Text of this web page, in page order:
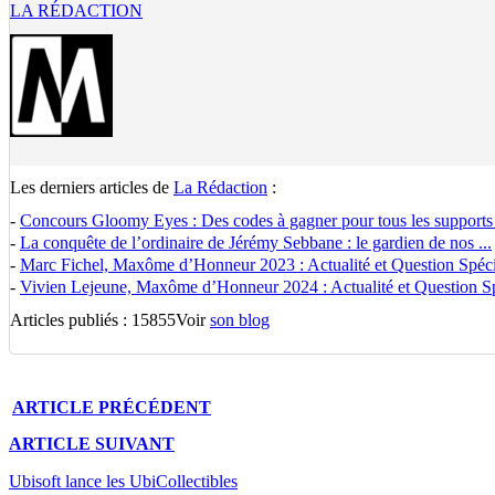
LA RÉDACTION
Les derniers articles de La Rédaction :
- Concours Gloomy Eyes : Des codes à gagner pour tous les
- La conquête de l’ordinaire de Jérémy Sebbane : le gardien de nos ...
- Marc Fichel, Maxôme d’Honneur 2023 : Actualité et Question
- Vivien Lejeune, Maxôme d’Honneur 2024 : Actualité et Question
Articles publiés : 15855Voirson blog
ARTICLE PRÉCÉDENT
ARTICLE SUIVANT
Ubisoft lance les UbiCollectibles